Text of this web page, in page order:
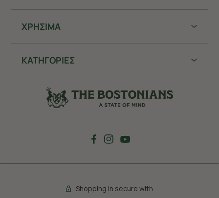
ΧΡHΣΙΜΑ
ΚΑΤΗΓΟΡΙΕΣ
Shopping in secure with